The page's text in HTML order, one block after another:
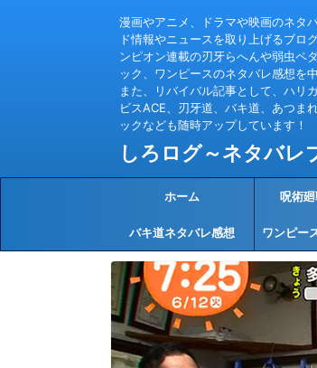
漫画やアニメ、ドラマや映画のネタ
ド情報やニュースを取り上げるブロ
ンピオン連載の刃牙らへんや弱虫ペ
ック、ワンピースのネタバレ感想を
また、リバイバル記事として、ハリ
ビスACE、刃牙道、バキ道、あつま
ックなども随時アップしています！
しろログ～ネタバレ
ホーム 呪術
バキ道ネタバレ感想 ワンピー